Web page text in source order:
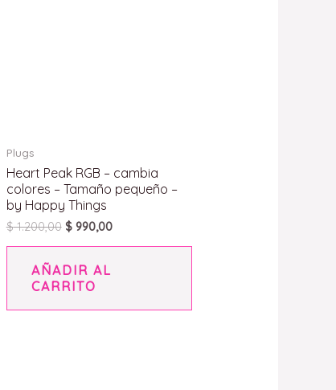
Plugs
Heart Peak RGB – cambia
colores – Tamaño pequeño –
by Happy Things
$1.200,00 $990,00
AÑADIR AL
CARRITO